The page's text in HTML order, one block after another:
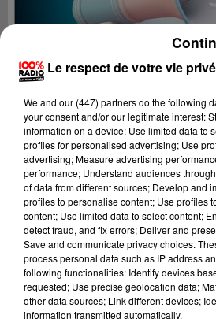
Lecture (4 min 19 sec)
100%
Le respect de votre vie
We and our (447) partnersdo the following
your consent and/or our legitimate interest:
information on a device; Use limited data to
profiles for personalised advertising; Use
advertising; Measure advertising
performance; Understand audiences
of data from different sources; Develop and
profiles to personalise content; Use profiles
content; Use limited data to select content;
detect fraud, and fix errors; Deliver and
Save and communicate privacy choices.
process personal data such as IP address
following functionalities: Identify devices
requested; Use precise geolocation data;
other data sources; Link different devices;
information transmitted automatically.